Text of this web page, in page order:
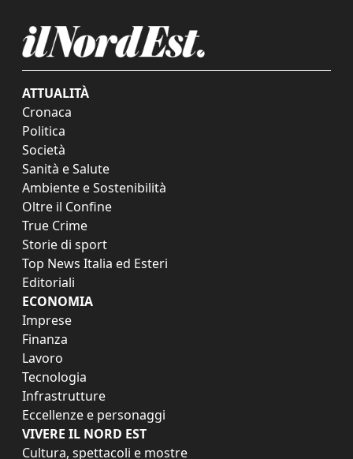
ATTUALITÀ
Cronaca
Politica
Società
Sanità e Salute
Ambiente e Sostenibilità
Oltre il Confine
True Crime
Storie di sport
Top News Italia ed Esteri
Editoriali
ECONOMIA
Imprese
Finanza
Lavoro
Tecnologia
Infrastrutture
Eccellenze e personaggi
VIVERE IL NORD EST
Cultura, spettacoli e mostre